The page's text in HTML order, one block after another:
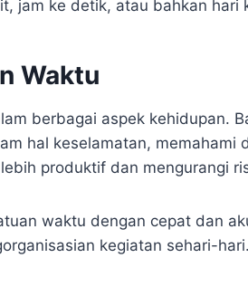
jam ke detik, atau bahkan hari
Waktu
berbagai aspek kehidupan.
hal keselamatan, memahami
produktif dan mengurangi
waktu dengan cepat dan
kegiatan sehari-hari.